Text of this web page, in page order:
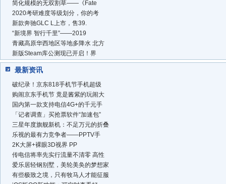
简化规模的无双割草——《Fate
2020考研难度等级划分，你的考
新款奔驰GLC L上市，售39.
“新境界 智行千里”——2019
青藏高原华西地区等地多降水 北方
新版Steam库公测现已开启！界
最新资讯
破纪录！京东818手机节手机超级
购闹京东手机节 竟是酱紫的玩闹大
国内第一款支持电信4G+的千元手
「记者调查」买抢票软件“加速包”
三星年度旗舰新机：不足万元的折叠
乐视的最有力竞争者——PPTV手
2K大屏+裸眼3D视界 PP
传电信将率先实行流量不清零 高性
爱乐居轻钢别墅，美轮美奂的梦想家
有些极致之境，只有牧马人才能征服